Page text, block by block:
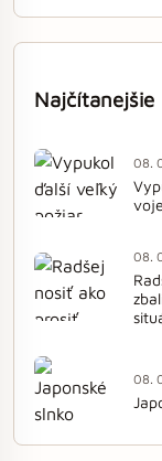
Najčítanejšie
08.
08.
08.